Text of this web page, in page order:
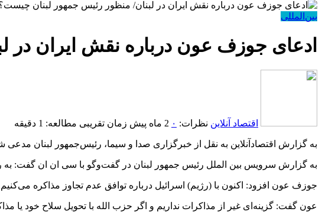
بین‌المللی
ادعای جوزف عون درباره نقش ایران در
اقتصاد آنلاین نظرات: ۰ 2 ماه پیش زمان تقریبی مطالعه: 1 دقیقه
به گزارش اقتصادآنلاین به نقل از خبرگزاری صدا و سیما، رئیس‌جمهور لبنان مدعی
به گزارش سرویس بین الملل رئیس جمهور لبنان در گفت‌و‌گو با سی ان ان گفت:
جوزف عون افزود: اکنون با (رژیم) اسرائیل درباره توافق عدم تجاوز مذاکره می‌کنیم و
عون گفت: گزینه‌ای غیر از مذاکرات نداریم و اگر حزب الله با تحویل سلاح خود یا